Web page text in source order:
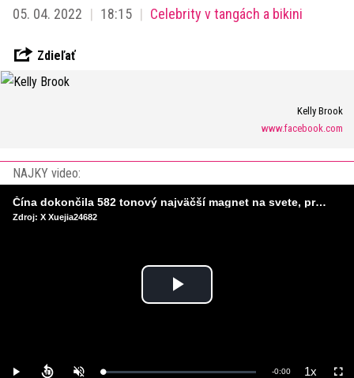
05. 04. 2022 18:15 Celebrity v tangách a bikini
Zdieľať
Kelly Brook
www.facebook.com
NAJKY video:
Play
Play UnmuteLoaded:
Remaining
-0:00 1xPlayback
Čína dokončila 582 tonový najväčší magnet na svete, pripravený na stavbu umelého Slnka
Zdroj: X Xuejia24682